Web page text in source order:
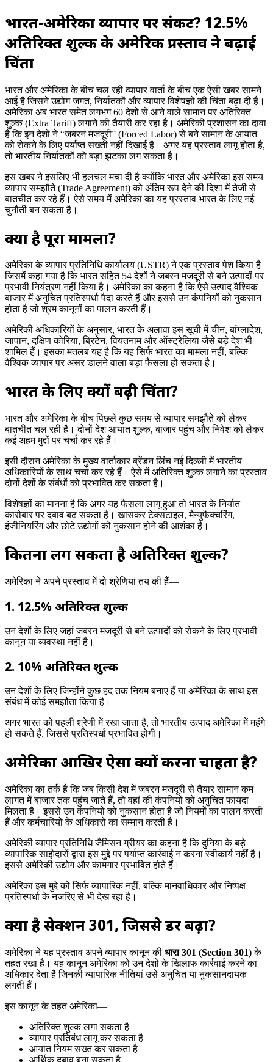
भारत-अमेरिका व्यापार पर संकट? 12.5%
अतिरिक्त शुल्क के अमेरिकी प्रस्ताव ने बढ़ाई
चिंता
भारत और अमेरिका के बीच चल रही व्यापार वार्ता के बीच एक ऐसी खबर सामने
आई है जिसने उद्योग जगत, निर्यातकों और व्यापार विशेषज्ञों की चिंता बढ़ा दी है।
अमेरिका अब भारत समेत लगभग 60 देशों से आने वाले सामान पर अतिरिक्त
शुल्क (Extra Tariff) लगाने की तैयारी कर रहा है। अमेरिकी प्रशासन का दावा
है कि इन देशों ने “जबरन मजदूरी” (Forced Labor) से बने सामान के आयात
को रोकने के लिए पर्याप्त सख्ती नहीं दिखाई है। अगर यह प्रस्ताव लागू होता है,
तो भारतीय निर्यातकों को बड़ा झटका लग सकता है।
इस खबर ने इसलिए भी हलचल मचा दी है क्योंकि भारत और अमेरिका इस समय
व्यापार समझौते (Trade Agreement) को अंतिम रूप देने की दिशा में तेजी से
बातचीत कर रहे हैं। ऐसे समय में अमेरिका का यह प्रस्ताव भारत के लिए नई
चुनौती बन सकता है।
क्या है पूरा मामला?
अमेरिका के व्यापार प्रतिनिधि कार्यालय (USTR) ने एक प्रस्ताव पेश किया है
जिसमें कहा गया है कि भारत सहित 54 देशों ने जबरन मजदूरी से बने उत्पादों पर
प्रभावी नियंत्रण नहीं किया है। अमेरिका का कहना है कि ऐसे उत्पाद वैश्विक
बाजार में अनुचित प्रतिस्पर्धा पैदा करते हैं और इससे उन कंपनियों को नुकसान
होता है जो श्रम कानूनों का पालन करती हैं।
अमेरिकी अधिकारियों के अनुसार, भारत के अलावा इस सूची में चीन, बांग्लादेश,
जापान, दक्षिण कोरिया, ब्रिटेन, वियतनाम और ऑस्ट्रेलिया जैसे बड़े देश भी
शामिल हैं। इसका मतलब यह है कि यह सिर्फ भारत का मामला नहीं, बल्कि
वैश्विक व्यापार पर असर डालने वाला बड़ा फैसला हो सकता है।
भारत के लिए क्यों बढ़ी चिंता?
भारत और अमेरिका के बीच पिछले कुछ समय से व्यापार समझौते को लेकर
बातचीत चल रही है। दोनों देश आयात शुल्क, बाजार पहुंच और निवेश को लेकर
कई अहम मुद्दों पर चर्चा कर रहे हैं।
इसी दौरान अमेरिका के मुख्य वार्ताकार ब्रेंडन लिंच नई दिल्ली में भारतीय
अधिकारियों के साथ चर्चा कर रहे हैं। ऐसे में अतिरिक्त शुल्क लगाने का प्रस्ताव
दोनों देशों के संबंधों को प्रभावित कर सकता है।
विशेषज्ञों का मानना है कि अगर यह फैसला लागू हुआ तो भारत के निर्यात
कारोबार पर दबाव बढ़ सकता है। खासकर टेक्सटाइल, मैन्युफैक्चरिंग,
इंजीनियरिंग और छोटे उद्योगों को नुकसान होने की आशंका है।
कितना लग सकता है अतिरिक्त शुल्क?
अमेरिका ने अपने प्रस्ताव में दो श्रेणियां तय की हैं—
1. 12.5% अतिरिक्त शुल्क
उन देशों के लिए जहां जबरन मजदूरी से बने उत्पादों को रोकने के लिए प्रभावी
कानून या व्यवस्था नहीं है।
2. 10% अतिरिक्त शुल्क
उन देशों के लिए जिन्होंने कुछ हद तक नियम बनाए हैं या अमेरिका के साथ इस
संबंध में कोई समझौता किया है।
अगर भारत को पहली श्रेणी में रखा जाता है, तो भारतीय उत्पाद अमेरिका में महंगे
हो सकते हैं, जिससे प्रतिस्पर्धा प्रभावित होगी।
अमेरिका आखिर ऐसा क्यों करना चाहता है?
अमेरिका का तर्क है कि जब किसी देश में जबरन मजदूरी से तैयार सामान कम
लागत में बाजार तक पहुंच जाते हैं, तो वहां की कंपनियों को अनुचित फायदा
मिलता है। इससे उन कंपनियों को नुकसान होता है जो नियमों का पालन करती
हैं और कर्मचारियों के अधिकारों का सम्मान करती हैं।
अमेरिकी व्यापार प्रतिनिधि जैमिसन ग्रीयर का कहना है कि दुनिया के बड़े
व्यापारिक साझेदारों द्वारा इस मुद्दे पर पर्याप्त कार्रवाई न करना स्वीकार्य नहीं है।
इससे अमेरिकी उद्योग और कामगार प्रभावित होते हैं।
अमेरिका इस मुद्दे को सिर्फ व्यापारिक नहीं, बल्कि मानवाधिकार और निष्पक्ष
प्रतिस्पर्धा के नजरिए से भी देख रहा है।
क्या है सेक्शन 301, जिससे डर बढ़ा?
अमेरिका ने यह प्रस्ताव अपने व्यापार कानून की धारा 301 (Section 301)के
तहत रखा है। यह कानून अमेरिका को उन देशों के खिलाफ कार्रवाई करने का
अधिकार देता है जिनकी व्यापारिक नीतियां उसे अनुचित या नुकसानदायक
लगती हैं।
इस कानून के तहत अमेरिका—
अतिरिक्त शुल्क लगा सकता है
व्यापार प्रतिबंध लागू कर सकता है
आयात नियम सख्त कर सकता है
आर्थिक दबाव बना सकता है